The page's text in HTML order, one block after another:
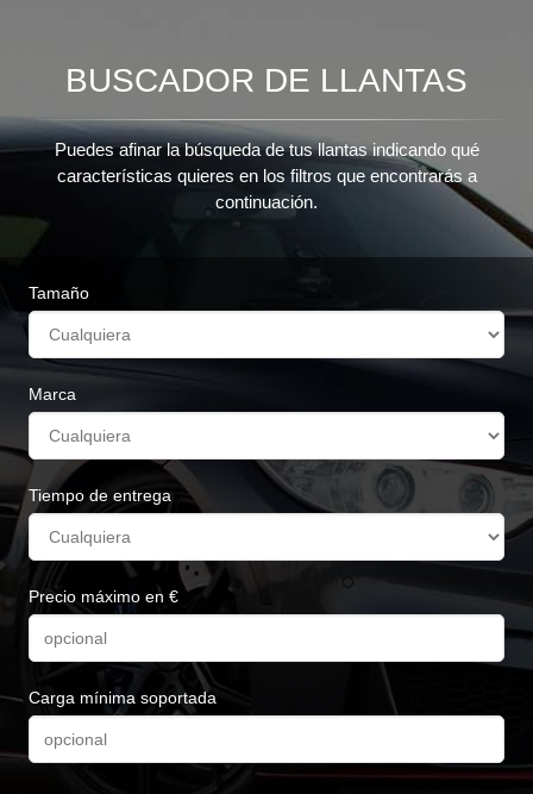
BUSCADOR DE LLANTAS
Puedes afinar la búsqueda de tus llantas indicando qué
características quieres en los filtros que encontrarás a
continuación.
Tamaño
Marca
Tiempo de entrega
Precio máximo en €
Carga mínima soportada